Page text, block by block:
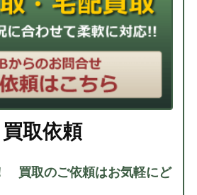
取依頼
買取のご依頼はお気軽にど